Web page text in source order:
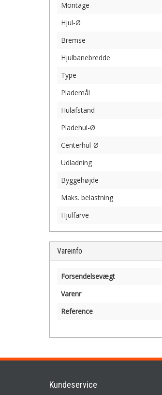
Montage
Hjul-Ø
Bremse
Hjulbanebredde
Type
Plademål
Hulafstand
Pladehul-Ø
Centerhul-Ø
Udladning
Byggehøjde
Maks. belastning
Hjulfarve
Vareinfo
Forsendelsevægt
Varenr
Reference
Kundeservice